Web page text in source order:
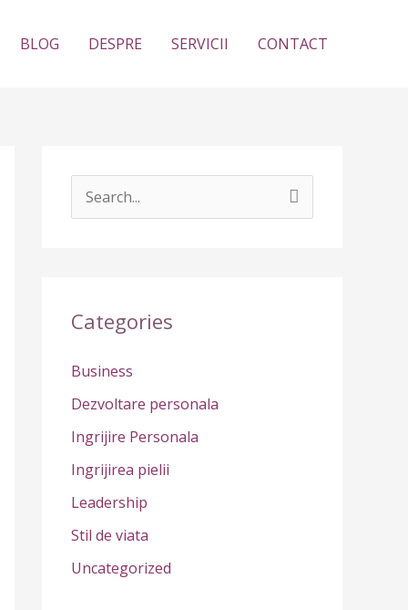
BLOG DESPRE SERVICII CONTACT
c
f
o
r
:
Categories
Business
Dezvoltare personala
Ingrijire Personala
Ingrijirea pielii
Leadership
Stil de viata
Uncategorized